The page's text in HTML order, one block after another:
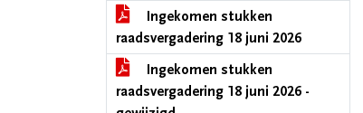
Ingekomen stukken
raadsvergadering 18 juni 2026
Ingekomen stukken
raadsvergadering 18 juni 2026 -